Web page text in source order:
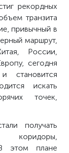
рекордных
транзита
привычный в
маршрут,
России,
сегодня
становится
искать
точек,
получать
коридоры,
этом плане